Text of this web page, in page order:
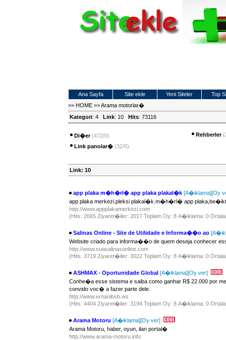
Ana Sayfa Site ekle Yeni Siteler
Top
>> HOME >>Arama motorlar�
Kategori: 4 Link: 10 Hits: 73116
Di�er (472/0)
Link panolar� (32/0)
Rehberler
Link: 10
app plaka m�h�rl� app plaka plakal�k [A�iklama][Oy
app plaka merkezi.pleksi plakal�k.m�h�rl� app
http://www.appplakamerkezi.com
(Hits: 2665 Ziyaret�iler: 2017 Toplam Oy: 8 A�iklama: 0
Salinas Online - Site de Utilidade e Informa��o ao
Website criado para informa��o de quem deseja conhecer
http://www.suasalinasonline.com
(Hits: 3719 Ziyaret�iler: 3022 Toplam Oy: 8 A�iklama: 0
ASHMAX - Oportunidade Global [A�iklama][Oy ver]
Conhe�a esse sistema e saiba como ganhar R$ 22.000 por
convido voc� a fazer parte dele.
http://www.ernanibsb.ws
(Hits: 4404 Ziyaret�iler: 3194 Toplam Oy: 8 A�iklama: 0
Arama Motoru [A�iklama][Oy ver]
Arama Motoru, haber, oyun, ilan portal�
http://www.arama-motoru.info